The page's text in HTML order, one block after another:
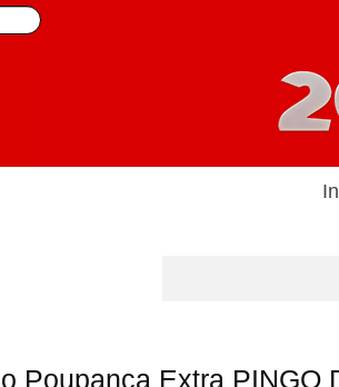
Poupança Extra PINGO